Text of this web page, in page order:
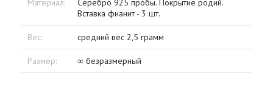
Материал:
Серебро 925 пробы. Покрытие родий.
Вставка фианит - 3 шт.
Вес: средний вес 2,5 грамм
Размер: ∞ безразмерный